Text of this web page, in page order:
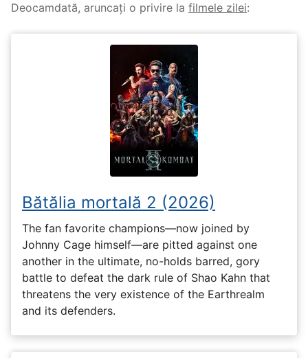
Deocamdată, aruncați o privire la filmele zilei:
Bătălia mortală 2 (2026)
The fan favorite champions—now joined by
Johnny Cage himself—are pitted against one
another in the ultimate, no-holds barred, gory
battle to defeat the dark rule of Shao Kahn that
threatens the very existence of the Earthrealm
and its defenders.